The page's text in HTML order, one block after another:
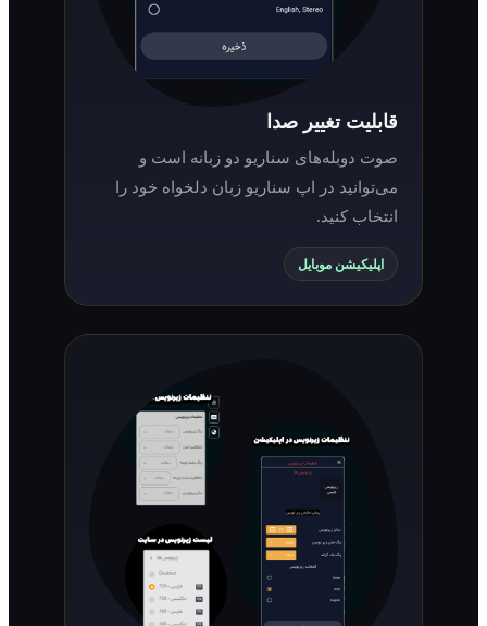
قابلیت تغییر صدا
صوت دوبله‌های سناریو دو زبانه است و
می‌توانید در اپ سناریو زبان دلخواه خود را
انتخاب کنید.
اپلیکیشن موبایل